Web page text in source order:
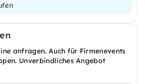
anfragen. Auch für Firmenevents
Unverbindliches Angebot